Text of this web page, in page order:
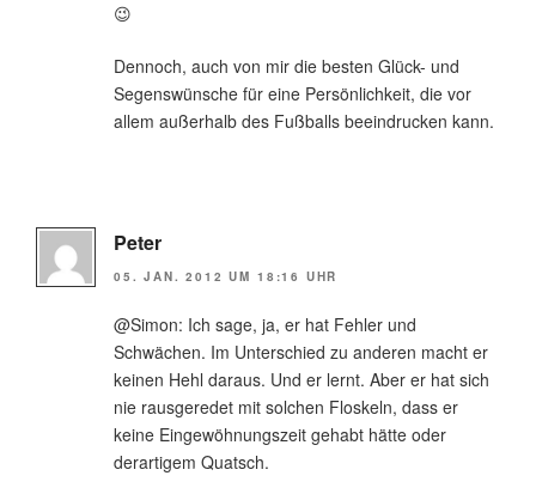
😉
Dennoch, auch von mir die besten Glück- und
Segenswünsche für eine Persönlichkeit, die vor
allem außerhalb des Fußballs beeindrucken kann.
Peter
05. JAN. 2012 UM 18:16 UHR
@Simon: Ich sage, ja, er hat Fehler und
Schwächen. Im Unterschied zu anderen macht er
keinen Hehl daraus. Und er lernt. Aber er hat sich
nie rausgeredet mit solchen Floskeln, dass er
keine Eingewöhnungszeit gehabt hätte oder
derartigem Quatsch.